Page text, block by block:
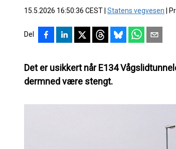
15.5.2026 16:50:36 CEST Statens vegvesen
Del
Det er usikkert når E134
dermned være stengt.